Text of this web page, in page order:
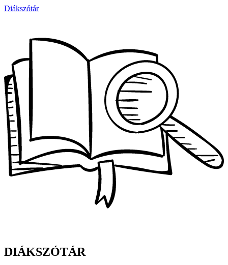
Diákszótár
DIÁKSZÓTÁR